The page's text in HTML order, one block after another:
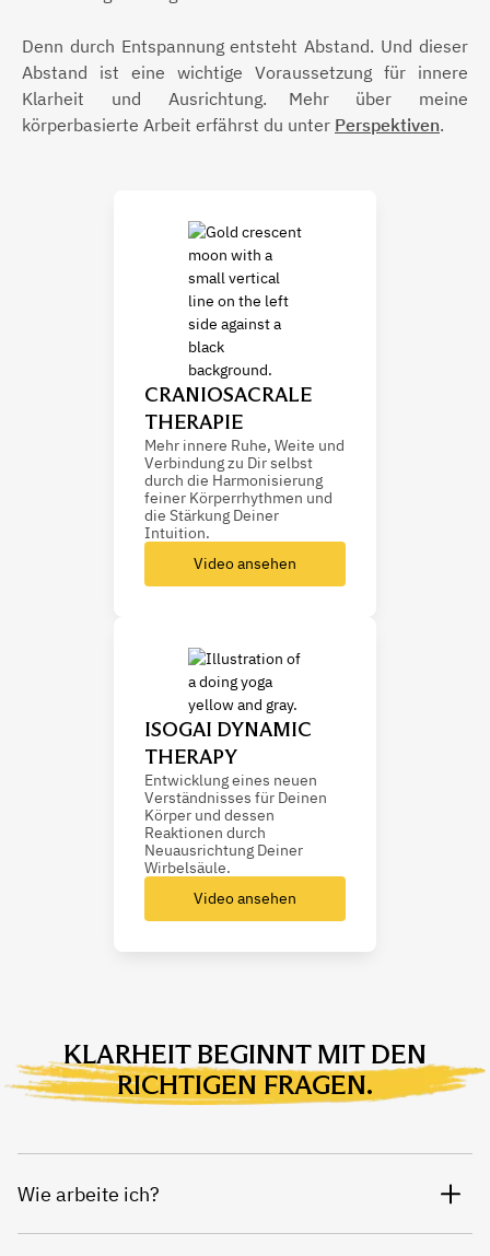
Denn durch Entspannung entsteht Abstand. Und dieser
Abstand ist eine wichtige Voraussetzung für innere
Klarheit und Ausrichtung. Mehr über meine
körperbasierte Arbeit erfährst du unter Perspektiven.
CRANIOSACRALE
THERAPIE
Mehr innere Ruhe, Weite und
Verbindung zu Dir selbst
durch die Harmonisierung
feiner Körperrhythmen und
die Stärkung Deiner
Intuition.
Video ansehen
ISOGAI DYNAMIC
THERAPY
Entwicklung eines neuen
Verständnisses für Deinen
Körper und dessen
Reaktionen durch
Neuausrichtung Deiner
Wirbelsäule.
Video ansehen
KLARHEIT BEGINNT MIT DEN
RICHTIGEN FRAGEN.
Wie arbeite ich?